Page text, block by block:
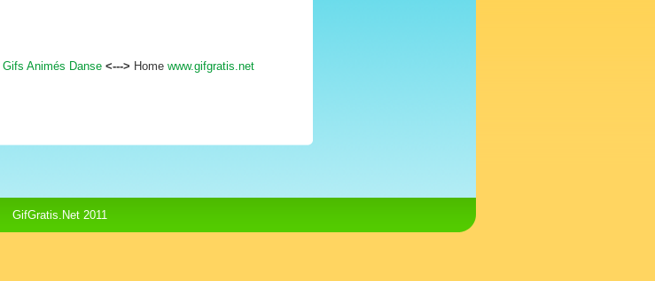
Gifs Animés Danse <---> Home www.gifgratis.net
GifGratis.Net 2011